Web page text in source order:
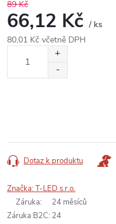
89 Kč
66,12 Kč / ks
80,01 Kč včetně DPH
Dotaz k produktu
Značka:T-LED s.r.o.
Záruka:
24 měsíců
Záruka B2C: 24